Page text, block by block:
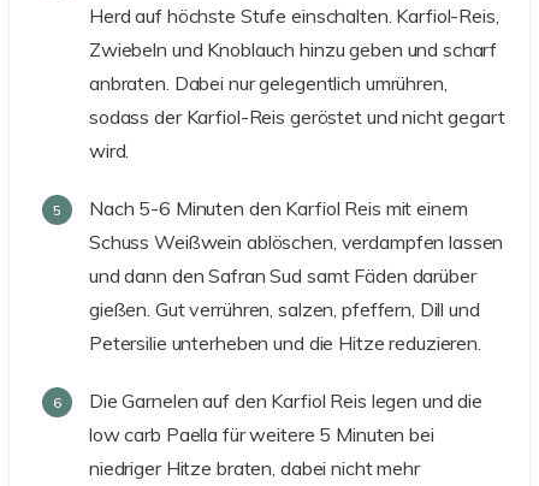
Herd auf höchste Stufe einschalten. Karfiol-Reis,
Zwiebeln und Knoblauch hinzu geben und scharf
anbraten. Dabei nur gelegentlich umrühren,
sodass der Karfiol-Reis geröstet und nicht gegart
wird.
Nach 5-6 Minuten den Karfiol Reis mit einem
Schuss Weißwein ablöschen, verdampfen lassen
und dann den Safran Sud samt Fäden darüber
gießen. Gut verrühren, salzen, pfeffern, Dill und
Petersilie unterheben und die Hitze reduzieren.
Die Garnelen auf den Karfiol Reis legen und die
low carb Paella für weitere 5 Minuten bei
niedriger Hitze braten, dabei nicht mehr